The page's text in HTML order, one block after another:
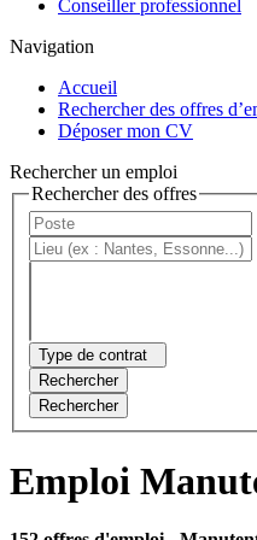
Conseiller professionnel
Navigation
Accueil
Rechercher des offres
Déposer mon CV
Rechercher un emploi
Rechercher des offres
Type de contrat
Rechercher
Rechercher
Emploi